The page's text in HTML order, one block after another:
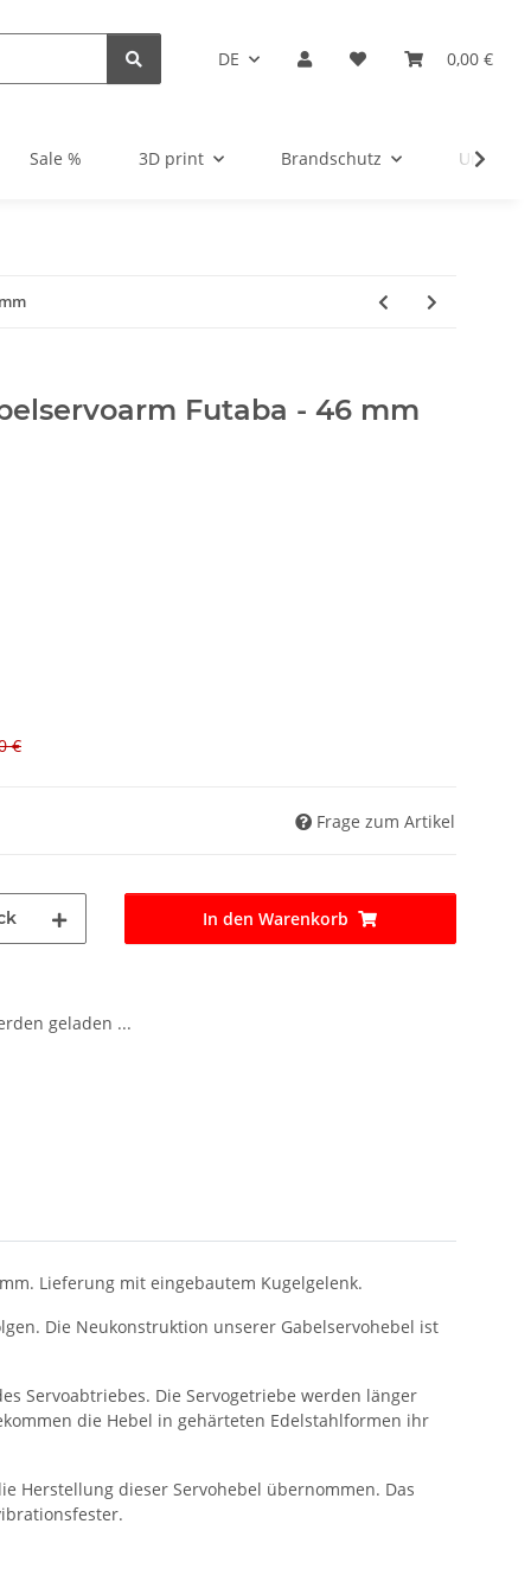
DE 0,00 €
Sale % 3D print Brandschutz
Futaba - 46 mm
€
Frage zum Artikel
In den Warenkorb
geladen ...
Lieferung mit eingebautem Kugelgelenk.
Die Neukonstruktion unserer Gabelservohebel ist
Servoabtriebes. Die Servogetriebe werden länger
die Hebel in gehärteten Edelstahlformen ihr
Herstellung dieser Servohebel übernommen. Das